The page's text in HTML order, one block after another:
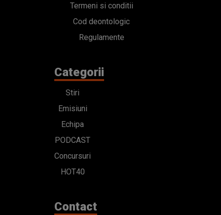
Termeni si conditii
Cod deontologic
Regulamente
Categorii
Stiri
Emisiuni
Echipa
PODCAST
Concursuri
HOT40
Contact